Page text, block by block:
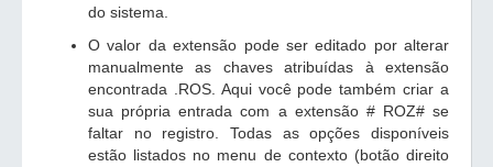
do sistema.
O valor da extensão pode ser editado por alterar
manualmente as chaves atribuídas à extensão
encontrada .ROS. Aqui você pode também criar a
sua própria entrada com a extensão # ROZ# se
faltar no registro. Todas as opções disponíveis
estão listados no menu de contexto (botão direito